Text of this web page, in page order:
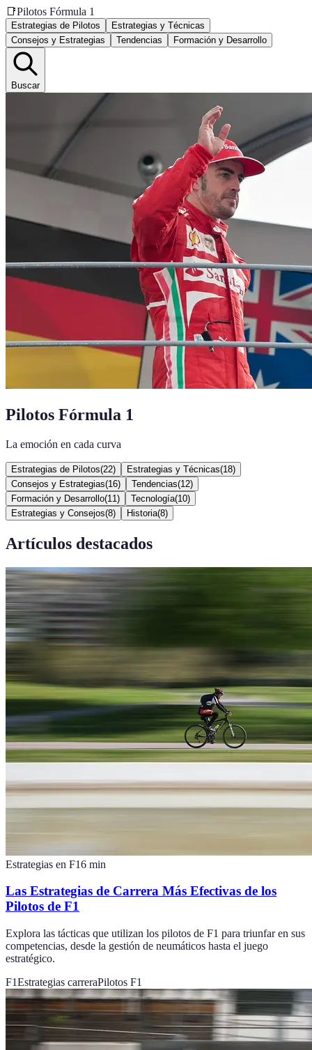
📑Pilotos Fórmula 1
Estrategias de Pilotos
Estrategias y Técnicas
Consejos y Estrategias
Tendencias Formación y Desarrollo
Buscar
Pilotos Fórmula 1
La emoción en cada curva
Estrategias de Pilotos(22) Estrategias y Técnicas(18)
Consejos y Estrategias(16) Tendencias(12)
Formación y Desarrollo(11 ) Tecnología(10)
Estrategias y Consejos(8) Historia(8)
Artículos destacados
Estrategias en F16 min
Las Estrategias de Carrera Más Efectivas de los
Pilotos de F1
Explora las tácticas que utilizan los pilotos de F1 para triunfar en sus
competencias, desde la gestión de neumáticos hasta el juego
estratégico.
F1Estrategias carreraPilotos F1